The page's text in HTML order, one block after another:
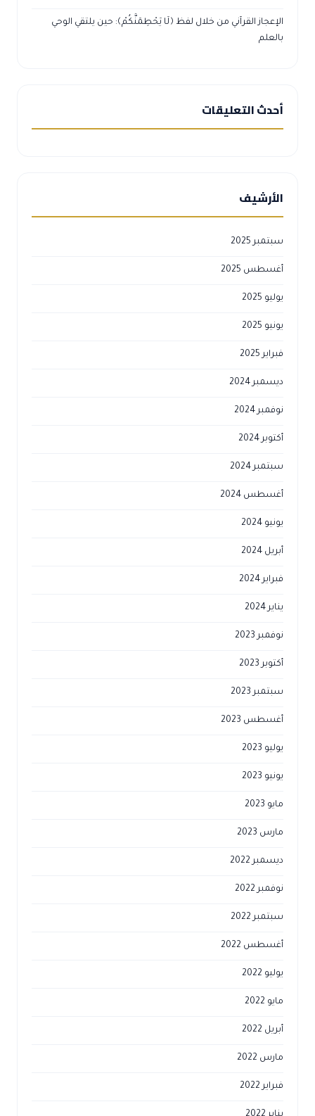
الإعجاز القرآني من خلال لفظ ﴿لَا يَحْطِمَنَّكُمْ﴾: حين يلتقي الوحي
بالعلم
أحدث التعليقات
الأرشيف
سبتمبر 2025
أغسطس 2025
يوليو 2025
يونيو 2025
فبراير 2025
ديسمبر 2024
نوفمبر 2024
أكتوبر 2024
سبتمبر 2024
أغسطس 2024
يونيو 2024
أبريل 2024
فبراير 2024
يناير 2024
نوفمبر 2023
أكتوبر 2023
سبتمبر 2023
أغسطس 2023
يوليو 2023
يونيو 2023
مايو 2023
مارس 2023
ديسمبر 2022
نوفمبر 2022
سبتمبر 2022
أغسطس 2022
يوليو 2022
مايو 2022
أبريل 2022
مارس 2022
فبراير 2022